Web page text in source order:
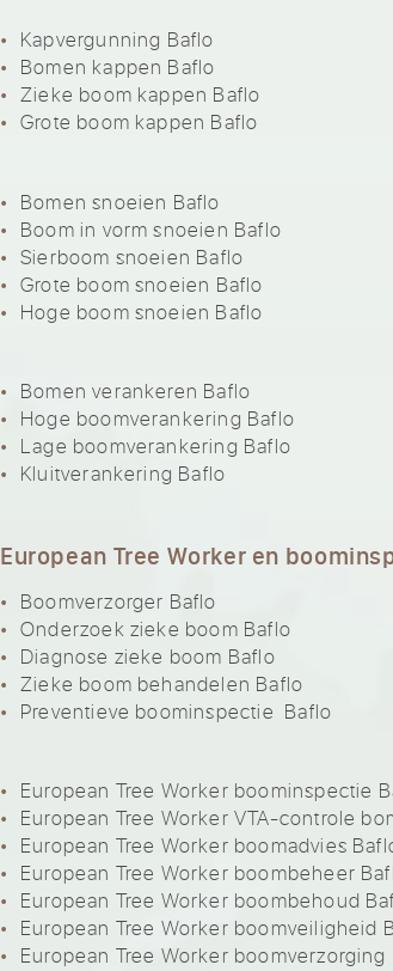
Kapvergunning Baflo
Bomen kappen Baflo
Zieke boom kappen Baflo
Grote boom kappen Baflo
Bomen snoeien Baflo
Boom in vorm snoeien Baflo
Sierboom snoeien Baflo
Grote boom snoeien Baflo
Hoge boom snoeien Baflo
Bomen verankeren Baflo
Hoge boomverankering Baflo
Lage boomverankering Baflo
Kluitverankering Baflo
European Tree Worker en
Boomverzorger Baflo
Onderzoek zieke boom Baflo
Diagnose zieke boom Baflo
Zieke boom behandelen Baflo
Preventieve boominspectie Baflo
European Tree Worker boominspectie
European Tree Worker VTA-controle
European Tree Worker boomadvies
European Tree Worker boombeheer
European Tree Worker boombehoud
European Tree Worker boomveiligheid
European Tree Worker boomverzorging